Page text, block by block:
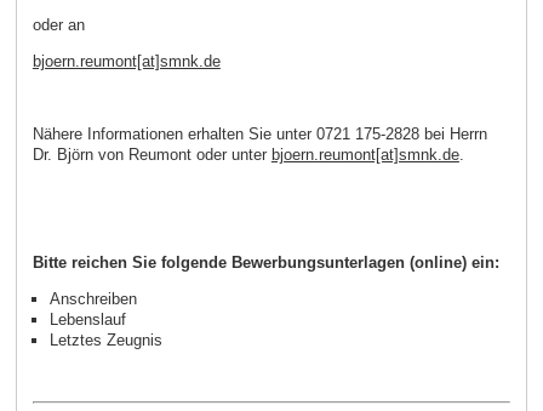
oder an
bjoern.reumont[at]smnk.de
Nähere Informationen erhalten Sie unter 0721 175-2828 bei Herrn
Dr. Björn von Reumont oder unter bjoern.reumont[at]smnk.de.
Bitte reichen Sie folgende Bewerbungsunterlagen (online) ein:
Anschreiben
Lebenslauf
Letztes Zeugnis